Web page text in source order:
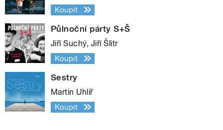
Koupit
Půlnoční párty S+Š
Jiří Suchý, Jiří Šlitr
Koupit
Sestry
Martin Uhlíř
Koupit